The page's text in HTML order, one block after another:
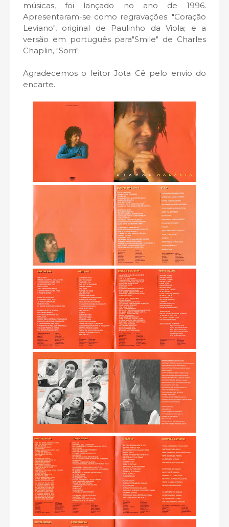
músicas, foi lançado no ano de 1996.
Apresentaram-se como regravações: "Coração
Leviano", original de Paulinho da Viola; e a
versão em português para"Smile" de Charles
Chaplin, "Sorri".
Agradecemos o leitor Jota Cê pelo envio do
encarte.